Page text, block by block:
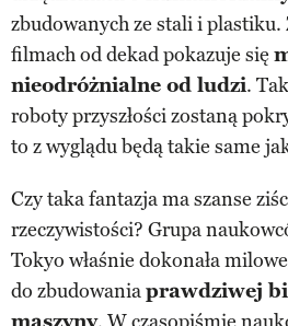
zbudowanych ze stali i
filmach od dekad pokazuje się
nieodróżnialne od ludzi.
roboty przyszłości zostaną
to z wyglądu będą takie same
Czy taka fantazja ma szanse
rzeczywistości? Grupa
Tokyo właśnie dokonała
do zbudowaniaprawdziwej